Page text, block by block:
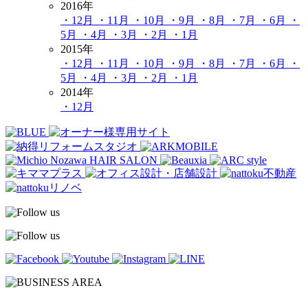
2016年
・12月
・11月 ・10月 ・9月 ・8月 ・7月 ・6月
・
5月
・4月 ・3月 ・2月
・1月
2015年
・12月
・11月 ・10月 ・9月 ・8月 ・7月 ・6月
・
5月
・4月 ・3月 ・2月
・1月
2014年
・12月